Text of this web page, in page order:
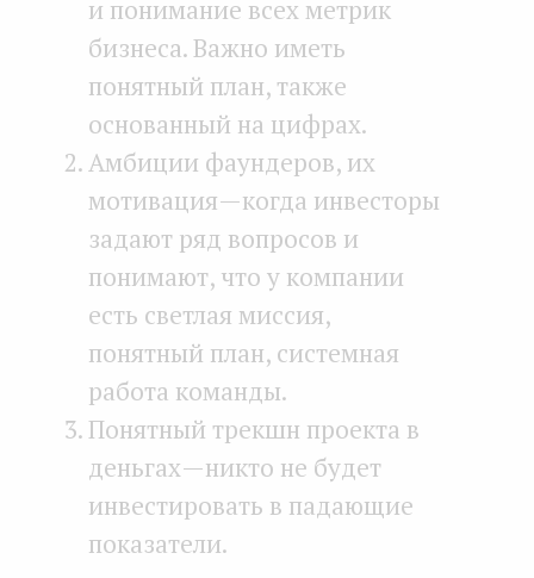
и понимание всех метрик
бизнеса. Важно иметь
понятный план, также
основанный на цифрах.
Амбиции фаундеров, их
мотивация — когда инвесторы
задают ряд вопросов и
понимают, что у компании
есть светлая миссия,
понятный план, системная
работа команды.
Понятный трекшн проекта в
деньгах — никто не будет
инвестировать в падающие
показатели.